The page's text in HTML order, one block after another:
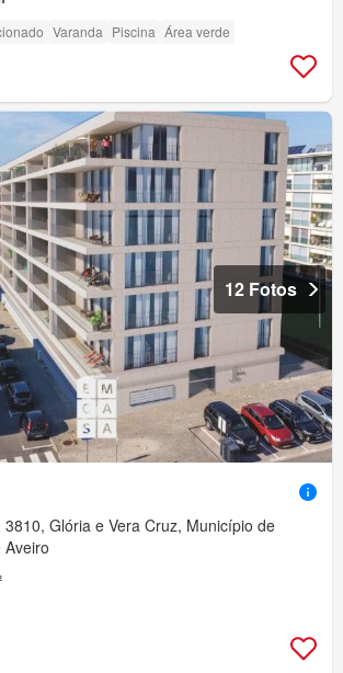
Varanda Piscina Área verde
12 Fotos
3810, Glória e Vera Cruz, Município de
Aveiro